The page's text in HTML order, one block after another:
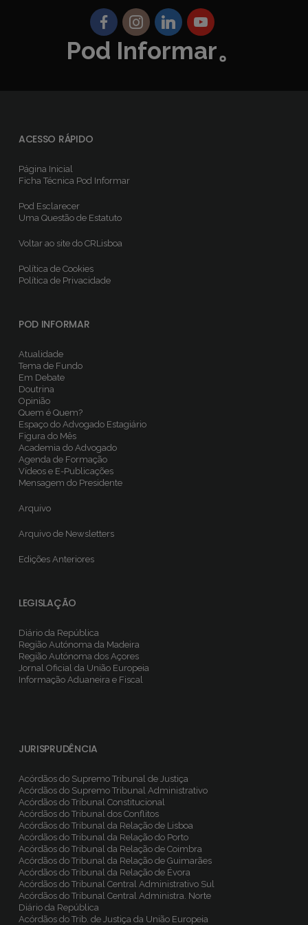
Pod Informar。
ACESSO RÁPIDO
Página Inicial
Ficha TécnicaPod Informar
Pod Esclarecer
Uma Questão de Estatuto
Voltar ao site do CRLisboa
Política de Cookies
Política de Privacidade
POD INFORMAR
Atualidade
Tema de Fundo
Em Debate
Doutrina
Opinião
Quem é Quem?
Espaço do Advogado Estagiário
Figura do Mês
Academia do Advogado
Agenda de Formação
Vídeos e E-Publicações
Mensagem do Presidente
Arquivo
Arquivo de Newsletters
Edições Anteriores
LEGISLAÇÃO
Diário da República
Região Autónoma da Madeira
Região Autónoma dos Açores
Jornal Oficial da União Europeia
Informação Aduaneira e Fiscal
JURISPRUDÊNCIA
Acórdãos do Supremo Tribunal de Justiça
Acórdãos do Supremo Tribunal Administrativo
Acórdãos do Tribunal Constitucional
Acórdãos do Tribunal dos Conflitos
Acórdãos do Tribunal da Relação de Lisboa
Acórdãos do Tribunal da Relação do Porto
Acórdãos do Tribunal da Relação de Coimbra
Acórdãos do Tribunal da Relação de Guimarães
Acórdãos do Tribunal da Relação de Évora
Acórdãos do Tribunal Central Administrativo Sul
Acórdãos do Tribunal Central Administra. Norte
Diário da República
Acórdãos do Trib. de Justiça da União Europeia